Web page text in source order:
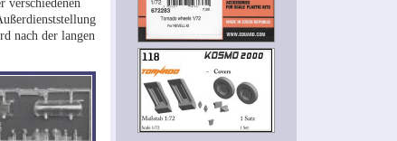
nach der langen